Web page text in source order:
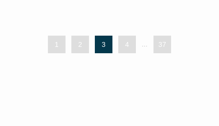
1 2 3 4 ... 37